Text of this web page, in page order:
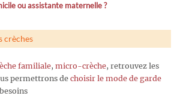
ou assistante maternelle ?
crèches
familiale, micro-crèche, retrouvez les
permettrons de choisir le mode de garde